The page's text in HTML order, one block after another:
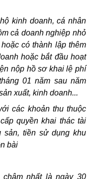
kinh doanh, cá nhân
cả doanh nghiệp nhỏ
có thành lập thêm
hoặc bắt đầu hoạt
nộp hồ sơ khai lệ phí
01 năm sau năm
xuất, kinh doanh...
các khoản thu thuộc
quyền khai thác tài
sản, tiền sử dụng khu
bài
nhất là ngày 30